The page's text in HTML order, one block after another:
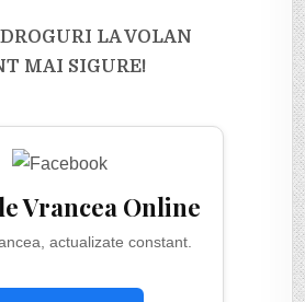
LA VOLAN
MAI SIGURE!
Vrancea Online
actualizate constant.